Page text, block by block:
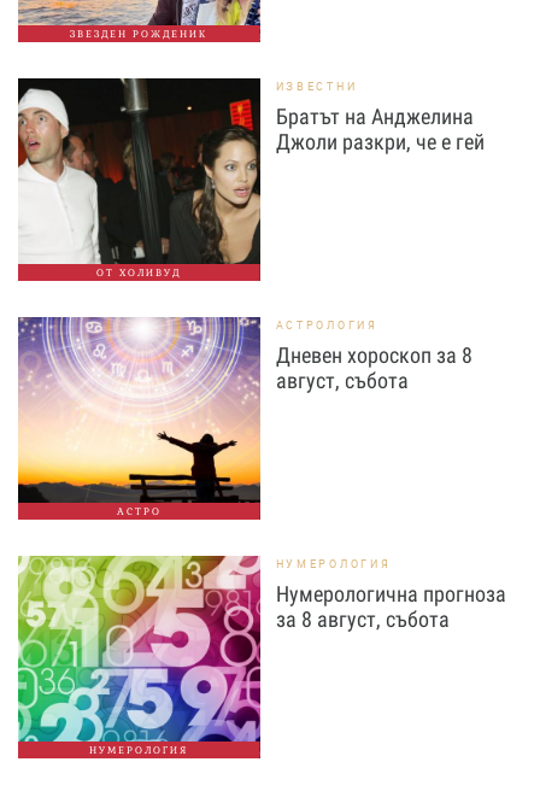
ЗВЕЗДЕН РОЖДЕНИК
ОТ ХОЛИВУД
ИЗВЕСТНИ
Братът на Анджелина
Джоли разкри, че е гей
АСТРО
АСТРОЛОГИЯ
Дневен хороскоп за 8
август, събота
НУМЕРОЛОГИЯ
НУМЕРОЛОГИЯ
Нумерологична прогноза
за 8 август, събота